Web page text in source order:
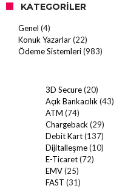
KATEGORILER
Genel (4)
Konuk Yazarlar(22)
Ödeme Sistemleri(983)
3D Secure(20)
Açık Bankacılık (43)
ATM (74)
Chargeback (29)
Debit Kart(137)
Dijitalleşme(10)
E-Ticaret(72)
EMV(25)
FAST (31)